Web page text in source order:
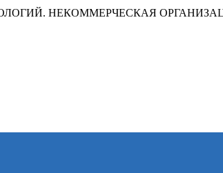
НЕКОММЕРЧЕСКАЯ